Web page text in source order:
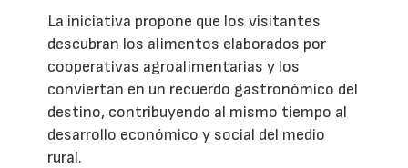
La iniciativa propone que los visitantes
descubran los alimentos elaborados por
cooperativas agroalimentarias y los
conviertan en un recuerdo gastronómico del
destino, contribuyendo al mismo tiempo al
desarrollo económico y social del medio
rural.